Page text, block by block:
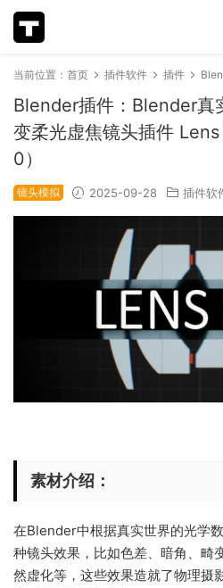
当前位置： 首页 插件软件 插件
Blender插件：Blender真
变柔光虚焦镜头插件
0）
镜头模拟 2025-09-28 插件软
素材介绍：
在Blender中根据真实世界的光学
种镜头效果，比如色差、暗角、畸
然虚化等，这些效果造就了物理摄